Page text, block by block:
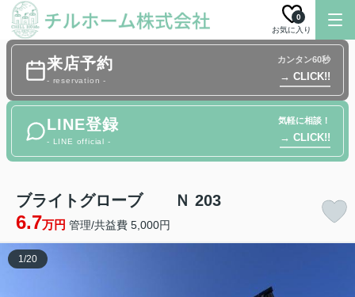
お気に入り
0
来店予約
- reservation -
カンタン60秒
→ CLICK!!
LINE登録
- LINE official -
気軽に相談！
→ CLICK!!
ブライトグローブ Ｎ 203
6.7万円 管理/共益費 5,000円
1/20